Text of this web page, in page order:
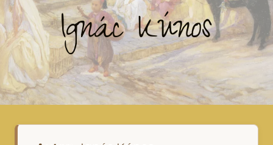
Ignác Kúnos